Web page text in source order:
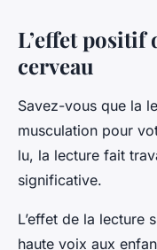
L’effet positif
cerveau
Savez-vous que la
musculation pour
lu, la lecture fait
significative.
L’effet de la lecture
haute voix aux